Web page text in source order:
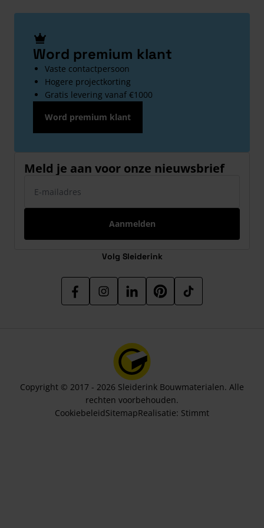
Word premium klant
Vaste contactpersoon
Hogere projectkorting
Gratis levering vanaf €1000
Word premium klant
Meld je aan voor onze nieuwsbrief
Aanmelden
Volg Sleiderink
Copyright © 2017 - 2026 Sleiderink Bouwmaterialen. Alle
rechten voorbehouden.
CookiebeleidSitemapRealisatie: Stimmt